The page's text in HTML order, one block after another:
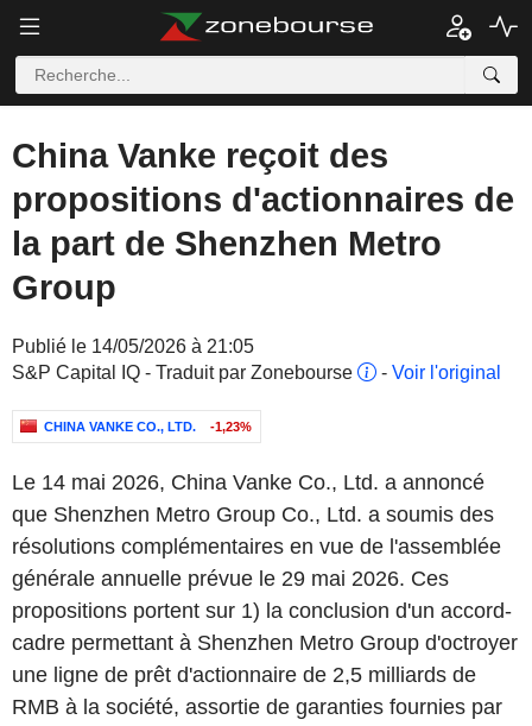
China Vanke reçoit des
propositions d'actionnaires de
la part de Shenzhen Metro
Group
Publié le 14/05/2026 à 21:05
S&P Capital IQ - Traduit par Zonebourse
- Voir l'original
CHINA VANKE CO., LTD. -1,23%
Le 14 mai 2026, China Vanke Co., Ltd. a annoncé
que Shenzhen Metro Group Co., Ltd. a soumis des
résolutions complémentaires en vue de l'assemblée
générale annuelle prévue le 29 mai 2026. Ces
propositions portent sur 1) la conclusion d'un accord-
cadre permettant à Shenzhen Metro Group d'octroyer
une ligne de prêt d'actionnaire de 2,5 milliards de
RMB à la société, assortie de garanties fournies par